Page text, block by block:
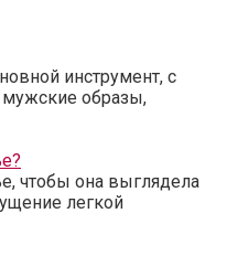
инструмент, с
образы,
чтобы она выглядела
легкой